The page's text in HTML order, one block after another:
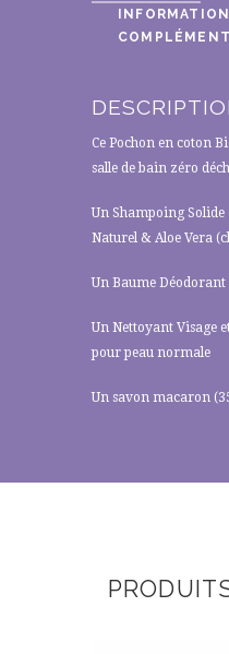
Ce Pochon en coton
salle de bain zéro
Un Shampoing
Naturel & Aloe Vera
Un Baume
Un Nettoyant Visage
pour peau normale
Un savon macaron